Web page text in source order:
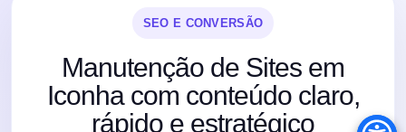
SEO E CONVERSÃO
Manutenção de Sites em
Iconha com conteúdo claro,
rápido e estratégico